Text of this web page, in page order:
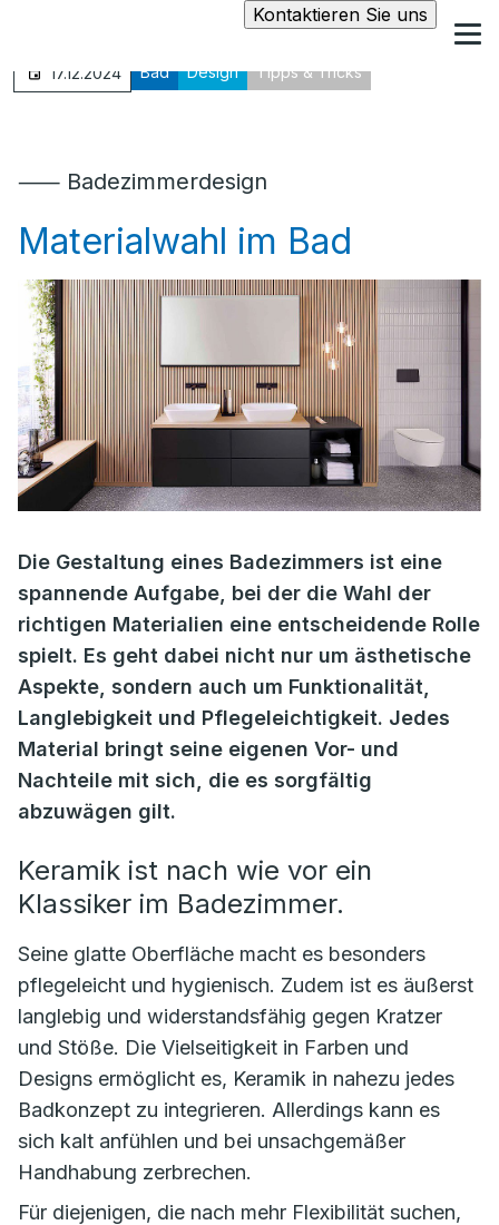
Kontaktieren Sie uns
17.12.2024 Bad Design Tipps & Tricks
⸺ Badezimmerdesign
Materialwahl im Bad
Die Gestaltung eines Badezimmers ist eine
spannende Aufgabe, bei der die Wahl der
richtigen Materialien eine entscheidende Rolle
spielt. Es geht dabei nicht nur um ästhetische
Aspekte, sondern auch um Funktionalität,
Langlebigkeit und Pflegeleichtigkeit. Jedes
Material bringt seine eigenen Vor- und
Nachteile mit sich, die es sorgfältig
abzuwägen gilt.
Keramik ist nach wie vor ein
Klassiker im Badezimmer.
Seine glatte Oberfläche macht es besonders
pflegeleicht und hygienisch. Zudem ist es äußerst
langlebig und widerstandsfähig gegen Kratzer
und Stöße. Die Vielseitigkeit in Farben und
Designs ermöglicht es, Keramik in nahezu jedes
Badkonzept zu integrieren. Allerdings kann es
sich kalt anfühlen und bei unsachgemäßer
Handhabung zerbrechen.
Für diejenigen, die nach mehr Flexibilität suchen,